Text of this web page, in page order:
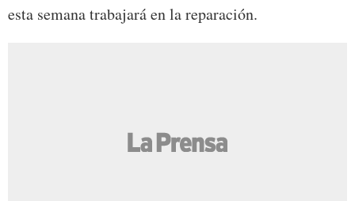
esta semana trabajará en la reparación.